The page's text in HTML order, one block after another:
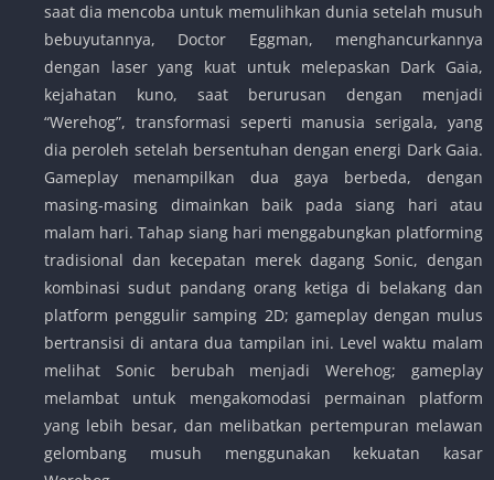
saat dia mencoba untuk memulihkan dunia setelah musuh
bebuyutannya, Doctor Eggman, menghancurkannya
dengan laser yang kuat untuk melepaskan Dark Gaia,
kejahatan kuno, saat berurusan dengan menjadi
“Werehog”, transformasi seperti manusia serigala, yang
dia peroleh setelah bersentuhan dengan energi Dark Gaia.
Gameplay menampilkan dua gaya berbeda, dengan
masing-masing dimainkan baik pada siang hari atau
malam hari. Tahap siang hari menggabungkan platforming
tradisional dan kecepatan merek dagang Sonic, dengan
kombinasi sudut pandang orang ketiga di belakang dan
platform penggulir samping 2D; gameplay dengan mulus
bertransisi di antara dua tampilan ini. Level waktu malam
melihat Sonic berubah menjadi Werehog; gameplay
melambat untuk mengakomodasi permainan platform
yang lebih besar, dan melibatkan pertempuran melawan
gelombang musuh menggunakan kekuatan kasar